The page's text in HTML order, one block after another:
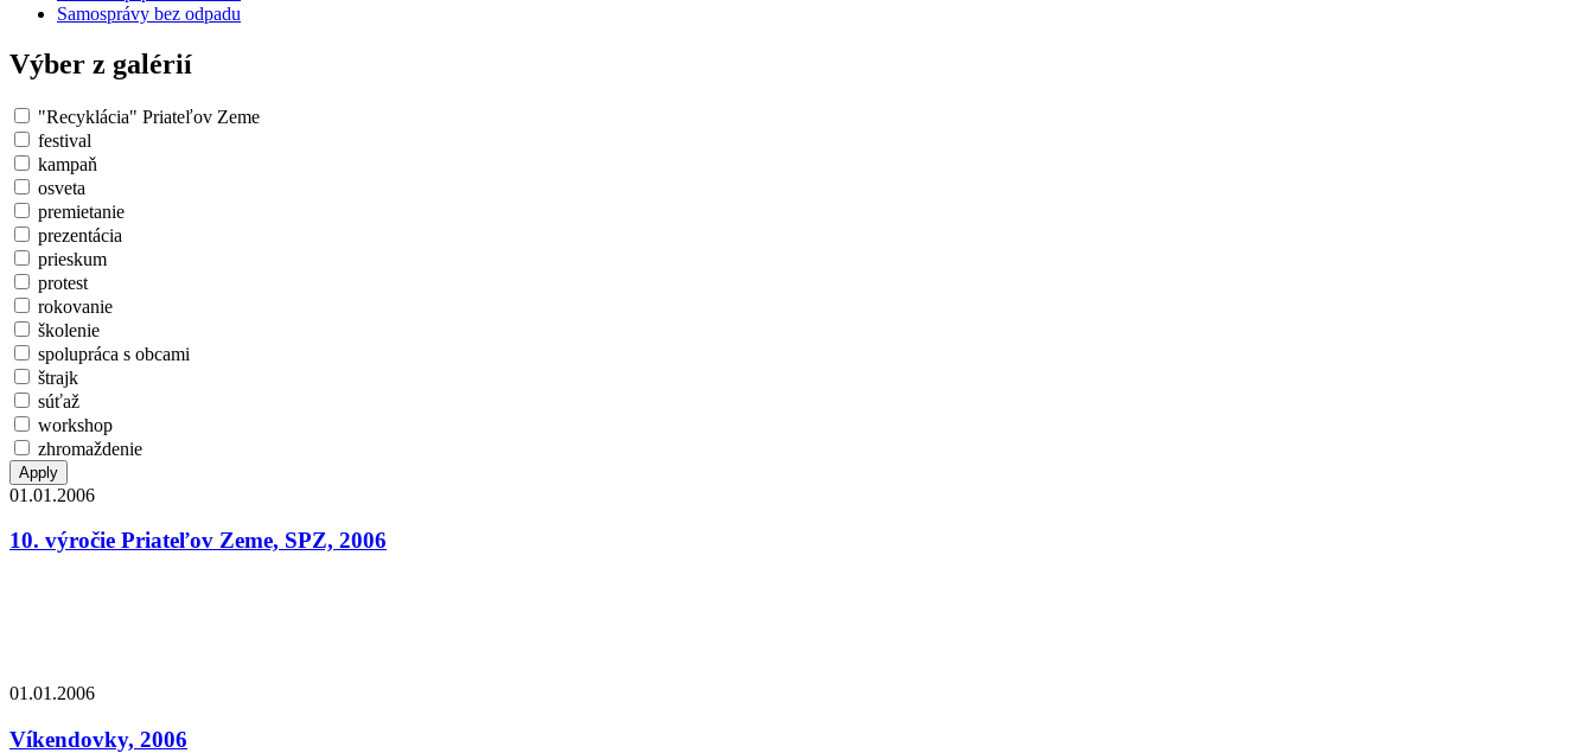
Samosprávy bez odpadu
Výber z galérií
"Recyklácia" Priateľov Zeme
festival
kampaň
osveta
premietanie
prezentácia
prieskum
protest
rokovanie
školenie
spolupráca s obcami
štrajk
súťaž
workshop
zhromaždenie
01.01.2006
10. výročie Priateľov Zeme, SPZ, 2006
01.01.2006
Víkendovky, 2006